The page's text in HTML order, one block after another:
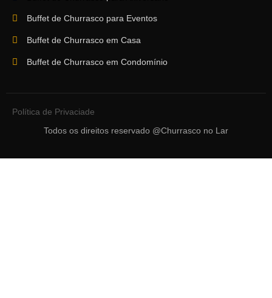
Buffet de Churrasco para Eventos
Buffet de Churrasco em Casa
Buffet de Churrasco em Condomínio
Política de Privaciade
Todos os direitos reservado @Churrasco no Lar